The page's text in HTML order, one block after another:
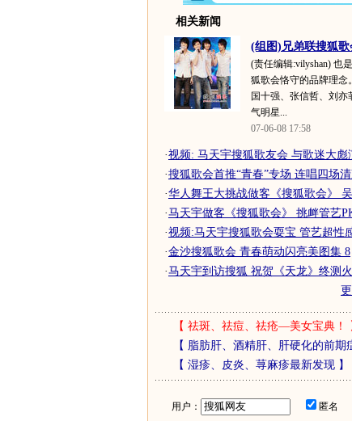
相关新闻
(组图)兄弟联搜狐
(责任编辑:vilyshan) 也
狐歌会恪守的品牌理念
国十强、张信哲、刘
气明星...
07-06-08 17:58
·视频: 马天宇搜狐歌友会 与歌迷大彪
·搜狐歌会首推“青春”专场 连唱四场
·华人舞王大挑战做客《搜狐歌会》
·马天宇做客《搜狐歌会》 挑衅管艺
·视频:马天宇搜狐歌会耍宝 管艺超性
·金沙搜狐歌会 青春萌动闪亮美图集 8
·马天宇到访搜狐 祝贺《天龙》终测
【 祛斑、祛痘、祛疮—美女宝典！
【 脂肪肝、酒精肝、肝硬化的前期
【 湿疹、皮炎、荨麻疹最新发现】
用户： 匿名